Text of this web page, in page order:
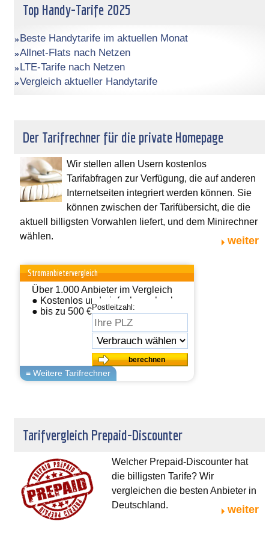
Top Handy-Tarife 2025
Beste Handytarife im aktuellen Monat
Allnet-Flats nach Netzen
LTE-Tarife nach Netzen
Vergleich aktueller Handytarife
Der Tarifrechner für die private Homepage
Wir stellen allen Usern kostenlos
Tarifabfragen zur Verfügung, die auf anderen
Internetseiten integriert werden können. Sie
können zwischen der Tarifübersicht, die die
aktuell billigsten Vorwahlen liefert, und dem Minirechner
wählen.
weiter
Stromanbietervergleich
Über 1.000 Anbieter im Vergleich
● Kostenlos und einfach wechseln
● bis zu 500 € sparen
Postleitzahl:
Tarifvergleich Prepaid-Discounter
Welcher Prepaid-Discounter hat
die billigsten Tarife? Wir
vergleichen die besten Anbieter in
Deutschland.
weiter